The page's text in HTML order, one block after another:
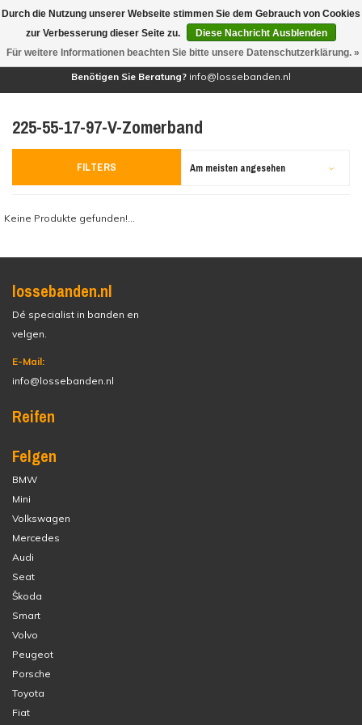
(0)
Benötigen Sie Beratung? info@lossebanden.nl
225-55-17-97-V-Zomerband
FILTERS Am meisten angesehen
Keine Produkte gefunden!...
lossebanden.nl
Dé specialist in banden en
velgen.
E-Mail:
info@lossebanden.nl
Reifen
Felgen
BMW
Mini
Volkswagen
Mercedes
Audi
Seat
Škoda
Smart
Volvo
Peugeot
Porsche
Toyota
Fiat
Durch die Nutzung unserer Webseite stimmen Sie dem Gebrauch von Cookies
zur Verbesserung dieser Seite zu.
Diese Nachricht Ausblenden
Für weitere Informationen beachten Sie bitte unsere Datenschutzerklärung. »